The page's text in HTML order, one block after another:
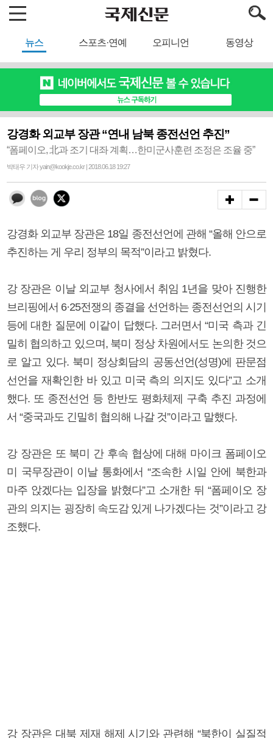
뉴스 스포츠·연예 오피니언 동영상
강경화 외교부 장관 “연내 남북 종전선언 추진”
“폼페이오, 北과 조기 대좌 계획…한미군사훈련 조정은 조율 중”
박태우 기자 yain@kookje.co.kr | 2018.06.18 19:27
강경화 외교부 장관은 18일 종전선언에 관해 “올해 안으로
추진하는 게 우리 정부의 목적”이라고 밝혔다.
강 장관은 이날 외교부 청사에서 취임 1년을 맞아 진행한
브리핑에서 6·25전쟁의 종결을 선언하는 종전선언의 시기
등에 대한 질문에 이같이 답했다. 그러면서 “미국 측과 긴
밀히 협의하고 있으며, 북미 정상 차원에서도 논의한 것으
로 알고 있다. 북미 정상회담의 공동선언(성명)에 판문점
선언을 재확인한 바 있고 미국 측의 의지도 있다”고 소개
했다. 또 종전선언 등 한반도 평화체제 구축 추진 과정에
서 “중국과도 긴밀히 협의해 나갈 것”이라고 말했다.
강 장관은 또 북미 간 후속 협상에 대해 마이크 폼페이오
미 국무장관이 이날 통화에서 “조속한 시일 안에 북한과
마주 앉겠다는 입장을 밝혔다”고 소개한 뒤 “폼페이오 장
관의 의지는 굉장히 속도감 있게 나가겠다는 것”이라고 강
조했다.
강 장관은 대북 제재 해제 시기와 관련해 “북한이 실질적